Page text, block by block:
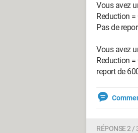
Vous avez
Reduction
Pas de
Vous avez
Reduction
report de
RÉPONSE 2 /